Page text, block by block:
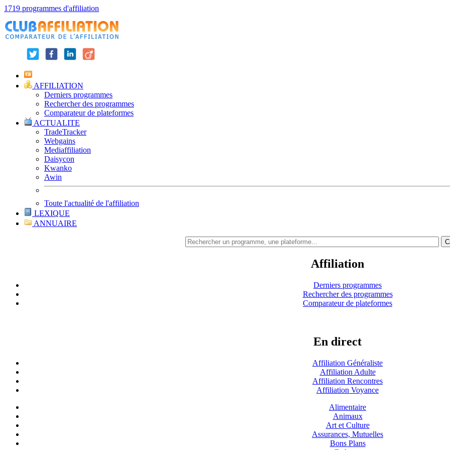
1719 programmes d'affiliation
AFFILIATION
Derniers programmes
Rechercher des programmes
Comparateur de plateformes
ACTUALITE
TradeTracker
Webgains
Mediaffiliation
Daisycon
Kwanko
Awin
Toute l'actualité de l'affiliation
LEXIQUE
ANNUAIRE
Affiliation
Derniers programmes
Rechercher des programmes
Comparateur de plateformes
En direct
Affiliation Généraliste
Affiliation Adulte
Affiliation Rencontres
Affiliation Voyance
Alimentaire
Animaux
Art et Culture
Assurances, Mutuelles
Bons Plans